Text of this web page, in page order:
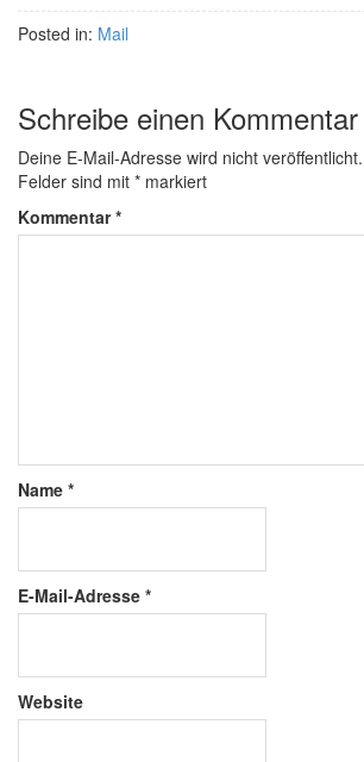
Posted in: Mail
Schreibe einen Kommentar
Deine E-Mail-Adresse wird nicht veröffentlicht.
Felder sind mit * markiert
Kommentar*
Name *
E-Mail-Adresse *
Website